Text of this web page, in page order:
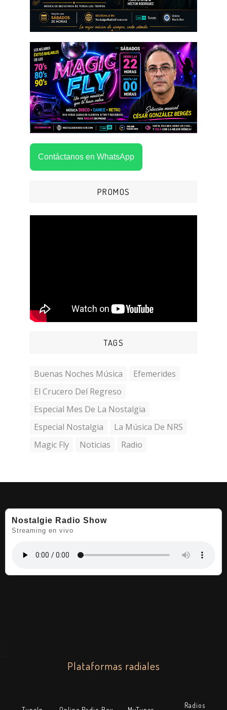
Contáctanos en WhatsApp
PROMOS
TAGS
Buenas Noches Música
Efemerides
El Crucero Del Regreso
Especial Mes De La Nostalgia
Especial Nostalgia
La Música De NRS
Magic Fly
Noticias Radio
Nostalgie Radio Show
Streaming en vivo
.
Plataformas radiales
Radios